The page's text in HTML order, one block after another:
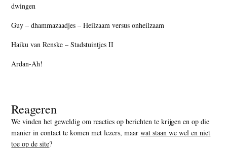
dwingen
Guy – dhammazaadjes – Heilzaam versus onheilzaam
Haiku van Renske – Stadstuintjes II
Ardan-Ah!
Reageren
We vinden het geweldig om reacties op berichten te krijgen en op die
manier in contact te komen met lezers, maarwat staan we wel en niet
toe op de site?